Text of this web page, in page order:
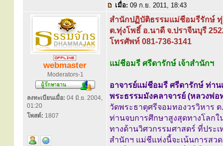
เมื่อ: 09 ก.ย. 2011, 18:43
webmaster
Moderators-1
ลงทะเบียนเมื่อ: 04 มิ.ย. 2004,
01:20
โพสต์: 1807
สำนักปฏิบัติธรรมแม่ชีอมรีรักษ์
ต.ทุ่งโพธิ์ อ.นาดี จ.ปราจีนบุรี
โทรศัพท์ 081-736-3141
แม่ชีอมรี ศรีดารักษ์ เจ้าสำนักฯ
อาจารย์แม่ชีอมรี ศรีดารักษ์ ท่าน
พระธรรมมังคลาจารย์ (หลวงพ่อ
วัดพระธาตุศรีจอมทองวรวิหาร
ท่านจบการศึกษาสูงสุดทางโลก
ทางด้านวิศวกรรมศาสตร์ ที่ประเ
สำนักฯ แม่ชีแห่งนี้จะเน้นการสว